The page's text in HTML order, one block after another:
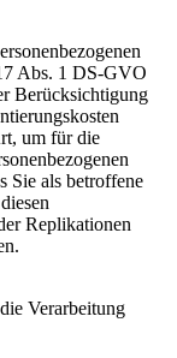
Abs. 1 DS-GVO
Berücksichtigung
um für die
Sie als betroffene
Replikationen
Verarbeitung